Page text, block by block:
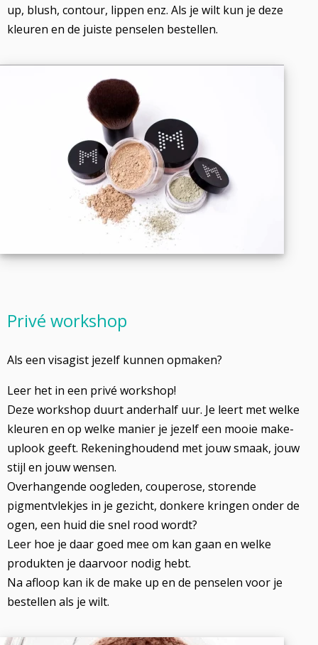
up, blush, contour, lippen enz. Als je wilt kun je deze
kleuren en de juiste penselen bestellen.
Privé workshop
Als een visagist jezelf kunnen opmaken?
Leer het in een privé workshop!
Deze workshop duurt anderhalf uur. Je leert met welke
kleuren en op welke manier je jezelf een mooie make-
uplook geeft. Rekeninghoudend met jouw smaak, jouw
stijl en jouw wensen.
Overhangende oogleden, couperose, storende
pigmentvlekjes in je gezicht, donkere kringen onder de
ogen, een huid die snel rood wordt?
Leer hoe je daar goed mee om kan gaan en welke
produkten je daarvoor nodig hebt.
Na afloop kan ik de make up en de penselen voor je
bestellen als je wilt.